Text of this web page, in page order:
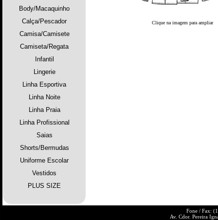
Body/Macaquinho
Calça/Pescador
Camisa/Camisete
Camiseta/Regata
Infantil
Lingerie
Linha Esportiva
Linha Noite
Linha Praia
Linha Profissional
Saias
Shorts/Bermudas
Uniforme Escolar
Vestidos
PLUS SIZE
Clique na imagem para ampliar
Fone / Fax:
Av. Cdor. Pereira